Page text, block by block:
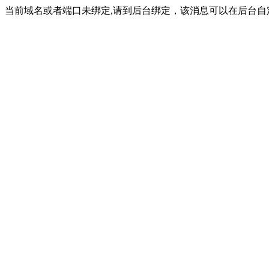
当前域名或者端口未绑定,请到后台绑定，该消息可以在后台自